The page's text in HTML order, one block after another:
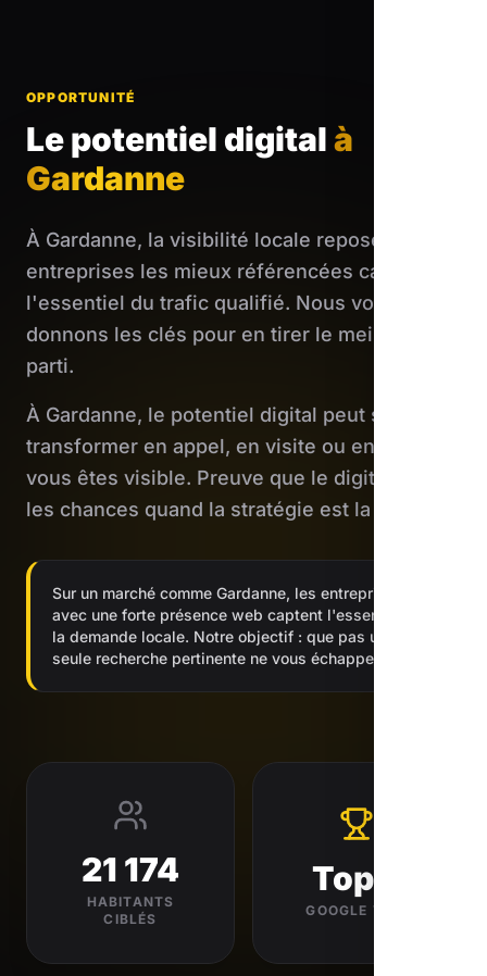
OPPORTUNITÉ
Le potentiel digitalà
Gardanne
À Gardanne, la visibilité locale repose les
entreprises les mieux référencées captent
l'essentiel du trafic qualifié. Nous vous
donnons les clés pour en tirer le meilleur
parti.
À Gardanne, le potentiel digital peut se
transformer en appel, en visite ou en vente si
vous êtes visible. Preuve que le digital nivelle
les chances quand la stratégie est la bonne.
Sur un marché comme Gardanne, les entreprises
avec une forte présence web captent l'essentiel de
la demande locale. Notre objectif : que pas une
seule recherche pertinente ne vous échappe.
21 174
HABITANTS
CIBLÉS
Top 3
GOOGLE VISÉ